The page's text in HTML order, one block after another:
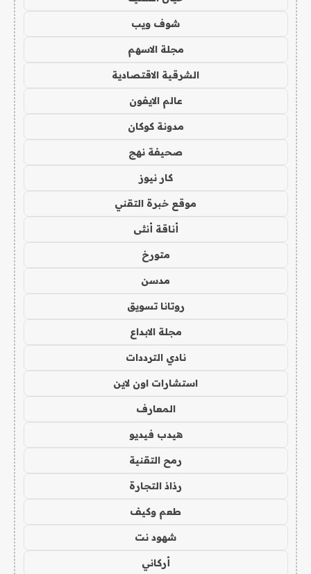
شوف ويب
مجلة الاسهم
الشرقية الاقتصادية
عالم الايفون
مدونة كوكان
صحيفة نهج
كار نيوز
موقع خبرة التقني
أناقة أنثى
متورخ
مدسن
روتانا تسويق
مجلة الابداع
نادي الترددات
استشارات اون لاين
المعارف
هيدب فيديو
رمح التقنية
رذاذ التجارة
طعم وكيف
شهود نت
أركاني